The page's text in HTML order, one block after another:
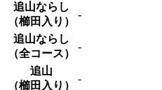
追山ならし
（櫛田入り）
-
追山ならし
（全コース）
-
追山
（櫛田入り）
-